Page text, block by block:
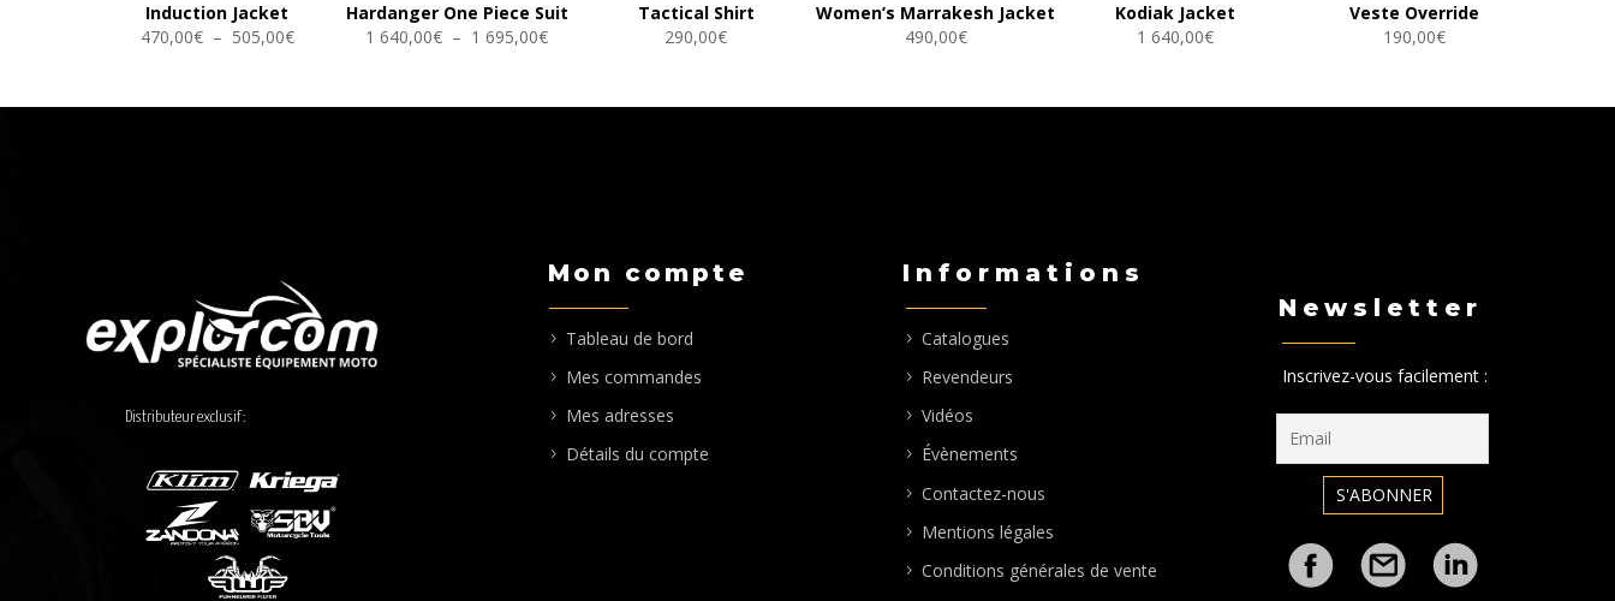
Induction Jacket
470,00€ – 505,00€Plage
Hardanger One Piece Suit
1 640,00€ – 1 695,00€Plage
Tactical Shirt
290,00€
Women’s Marrakesh Jacket
490,00€
Kodiak Jacket
1 640,00€
Veste Override
190,00€
Distributeur exclusif :
Mon compte
Tableau de bord
Mes commandes
Mes adresses
Détails du compte
Informations
Catalogues
Revendeurs
Vidéos
Évènements
Contactez-nous
Mentions légales
Conditions générales de vente
Newsletter
Inscrivez-vous facilement :